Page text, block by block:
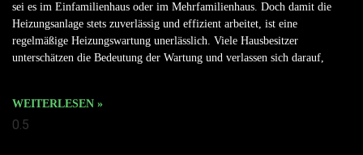
sei es im Einfamilienhaus oder im Mehrfamilienhaus. Doch damit die
Heizungsanlage stets zuverlässig und effizient arbeitet, ist eine
regelmäßige Heizungswartung unerlässlich. Viele Hausbesitzer
unterschätzen die Bedeutung der Wartung und verlassen sich darauf,
WEITERLESEN »